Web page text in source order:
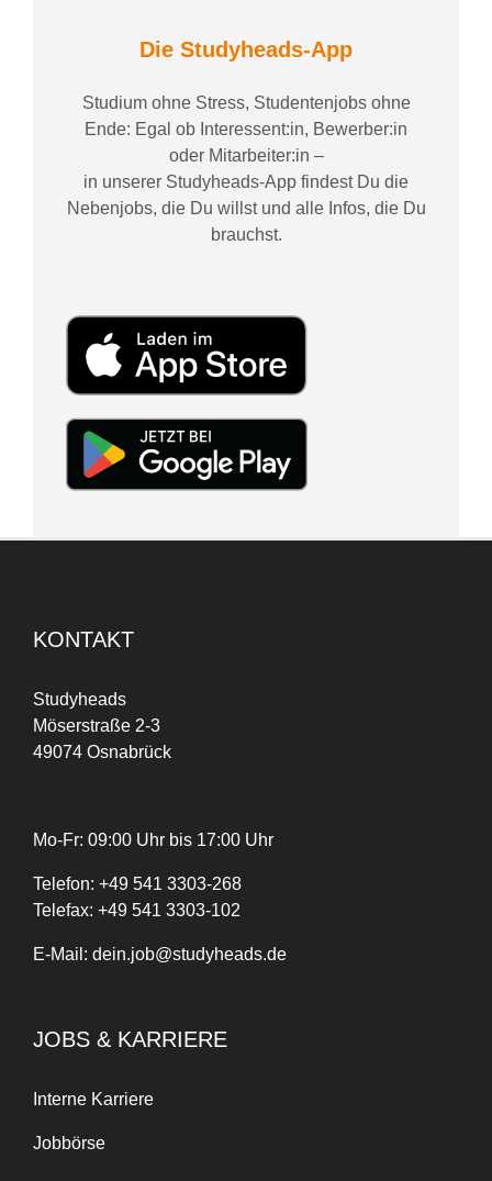
Die Studyheads-App
Studium ohne Stress, Studentenjobs ohne
Ende: Egal ob Interessent:in, Bewerber:in
oder Mitarbeiter:in –
in unserer Studyheads-App findest Du die
Nebenjobs, die Du willst und alle Infos, die Du
brauchst.
KONTAKT
Studyheads
Möserstraße 2-3
49074 Osnabrück
Mo-Fr: 09:00 Uhr bis 17:00 Uhr
Telefon: +49 541 3303-268
Telefax: +49 541 3303-102
E-Mail: dein.job@studyheads.de
JOBS & KARRIERE
Interne Karriere
Jobbörse